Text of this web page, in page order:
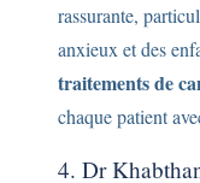
rassurante,
anxieux et des
traitements de
chaque patient
4. Dr